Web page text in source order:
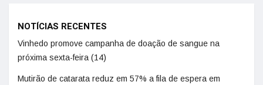
NOTÍCIAS RECENTES
Vinhedo promove campanha de doação de sangue na
próxima sexta-feira (14)
Mutirão de catarata reduz em 57% a fila de espera em